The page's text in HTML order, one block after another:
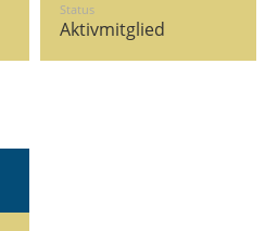
Status
Aktivmitglied